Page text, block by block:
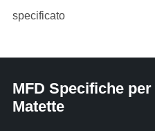
specificato
MFD Specifiche
Matette